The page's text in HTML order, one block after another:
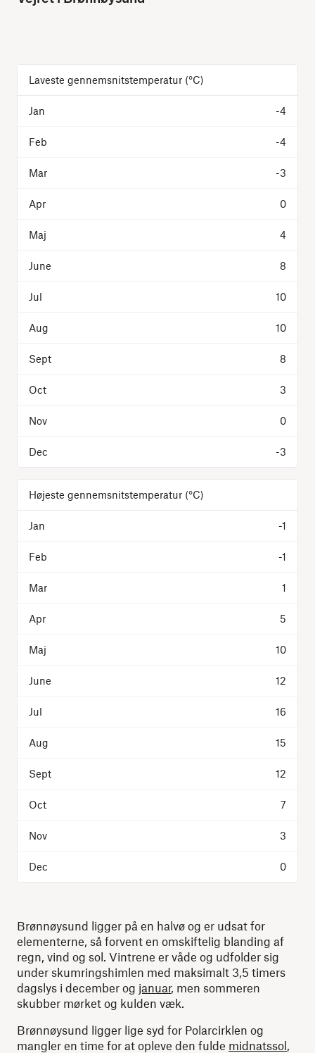
Laveste gennemsnitstemperatur (°C)
-4
-4
-3
0
4
8
10
10
8
3
0
-3
Højeste gennemsnitstemperatur (°C)
-1
-1
1
5
10
12
16
15
12
7
3
0
Brønnøysund ligger på en halvø og er udsat for
elementerne, så forvent en omskiftelig blanding af
regn, vind og sol. Vintrene er våde og udfolder sig
under skumringshimlen med maksimalt 3,5 timers
dagslys i december og januar, men sommeren
skubber mørket og kulden væk.
Brønnøysund ligger lige syd for Polarcirklen og
mangler en time for at opleve den fulde midnatssol,